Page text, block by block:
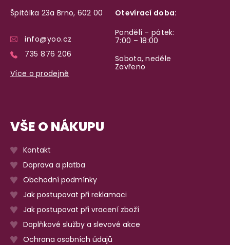
Špitálka 23a Brno, 602 00
info@yoo.cz
735 876 206
Více o prodejně
Otevírací doba:
Pondělí – pátek:
7:00 – 18:00
Sobota, neděle
Zavřeno
VŠE O NÁKUPU
Kontakt
Doprava a platba
Obchodní podmínky
Jak postupovat při reklamaci
Jak postupovat při vracení zboží
Doplňkové služby a slevové akce
Ochrana osobních údajů